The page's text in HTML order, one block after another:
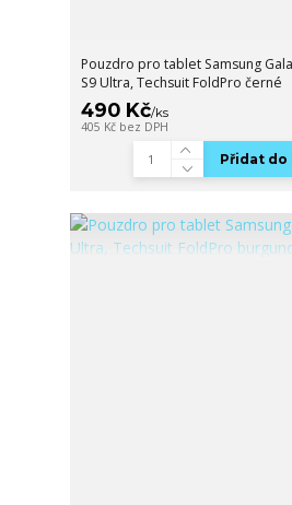
Pouzdro pro tablet Samsung
S9 Ultra, Techsuit FoldPro černé
490 Kč/ks
405 Kč bez DPH
Přidat do